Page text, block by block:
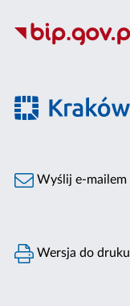
Wyślij e-mailem
Wersja do druku